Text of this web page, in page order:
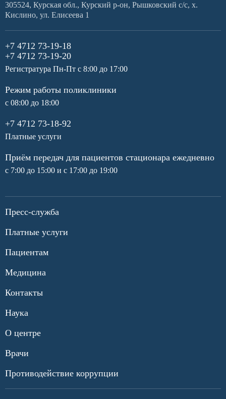
305524, Курская обл., Курский р-он, Рышковский с/с, х.
Кислино, ул. Елисеева 1
+7 4712 73-19-18
+7 4712 73-19-20
Регистратура Пн-Пт с 8:00 до 17:00
Режим работы поликлиники
с 08:00 до 18:00
+7 4712 73-18-92
Платные услуги
Приём передач для пациентов стационара ежедневно
с 7:00 до 15:00 и с 17:00 до 19:00
Пресс-служба
Платные услуги
Пациентам
Медицина
Контакты
Наука
О центре
Врачи
Противодействие коррупции